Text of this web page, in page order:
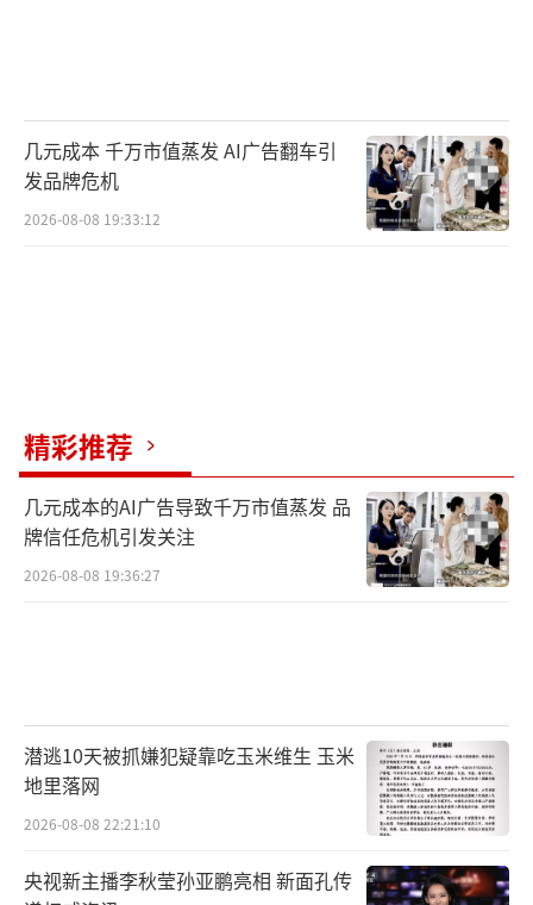
几元成本 千万市值蒸发 AI广告翻车引
发品牌危机
2026-08-08 19:33:12
精彩推荐
几元成本的AI广告导致千万市值蒸发 品
牌信任危机引发关注
2026-08-08 19:36:27
潜逃10天被抓嫌犯疑靠吃玉米维生 玉米
地里落网
2026-08-08 22:21:10
央视新主播李秋莹孙亚鹏亮相 新面孔传